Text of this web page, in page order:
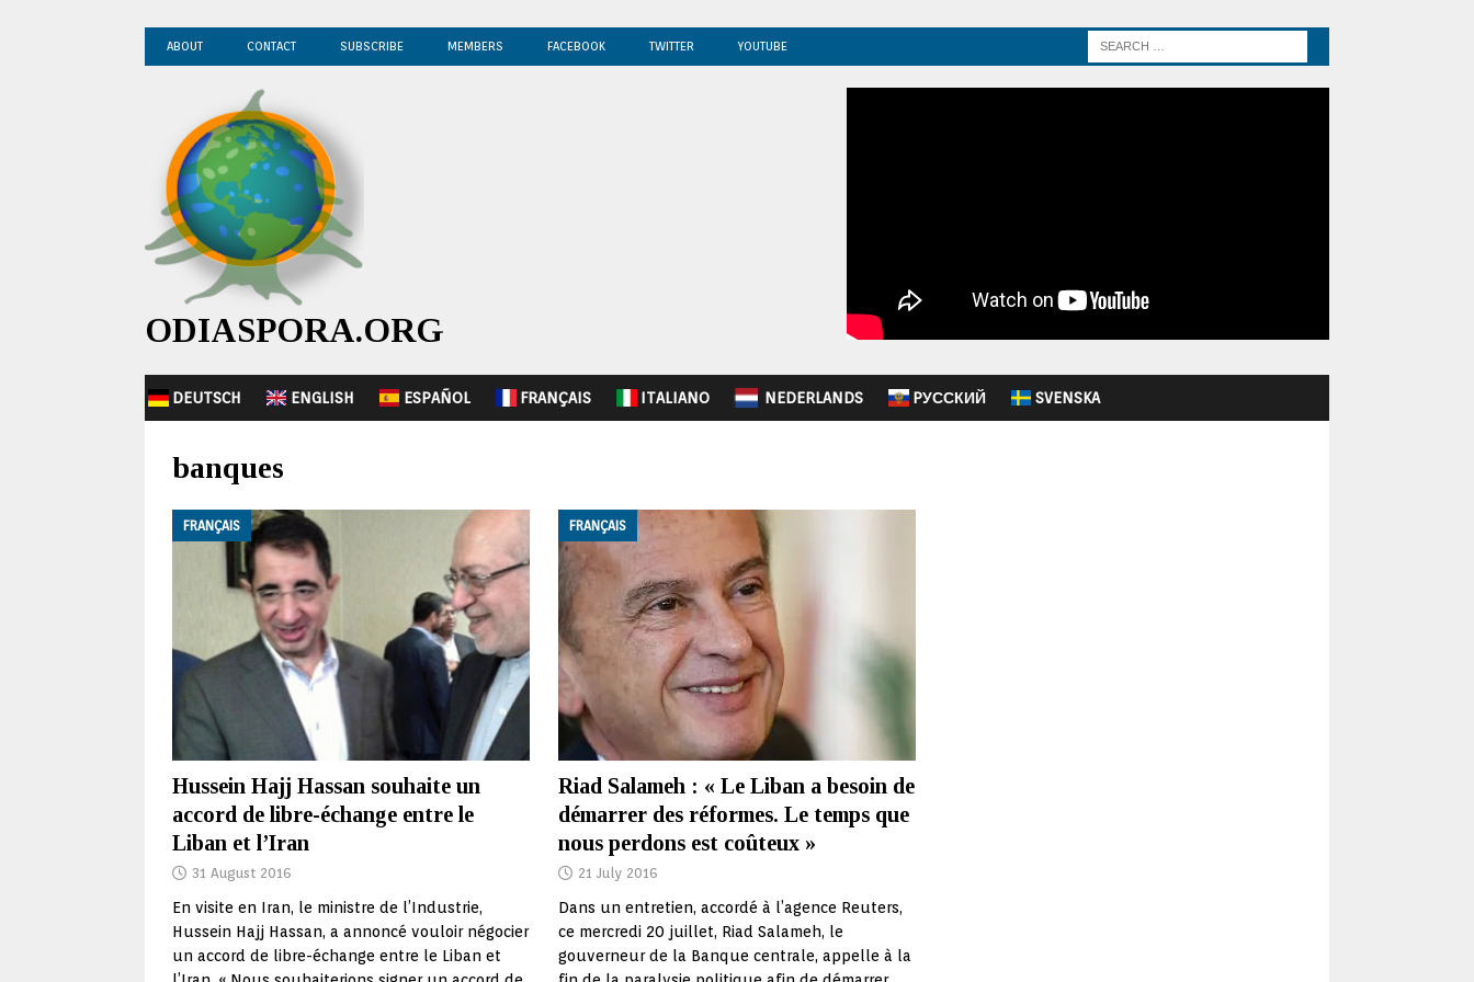
ABOUT CONTACT SUBSCRIBE MEMBERS FACEBOOK TWITTER YOUTUBE
ODIASPORA.ORG
DEUTSCH ENGLISH ESPAÑOL FRANÇAIS ITALIANO NEDERLANDS PУССКИЙ SVENSKA
banques
FRANÇAIS
Hussein Hajj Hassan souhaite un
accord de libre-échange entre le
Liban et l’Iran
31 August 2016
En visite en Iran, le ministre de l’Industrie,
Hussein Hajj Hassan, a annoncé vouloir négocier
un accord de libre-échange entre le Liban et
FRANÇAIS
Riad Salameh : « Le Liban a besoin de
démarrer des réformes. Le temps que
nous perdons est coûteux »
21 July 2016
Dans un entretien, accordé à l’agence Reuters,
ce mercredi 20 juillet, Riad Salameh, le
gouverneur de la Banque centrale, appelle à la